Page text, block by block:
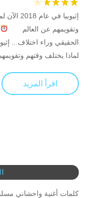
إثيوبيا في
وتقويمهم عن العالم
لماذا يختلف وقتهم
اقرأ المزيد
كلمات أغنية واحشاني